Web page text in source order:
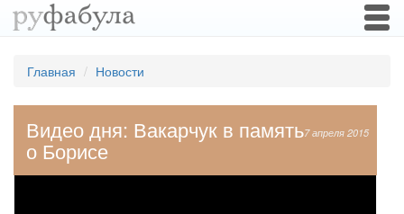
Главная Новости
7 апреля 2015
Видео дня: Вакарчук в память
о Борисе